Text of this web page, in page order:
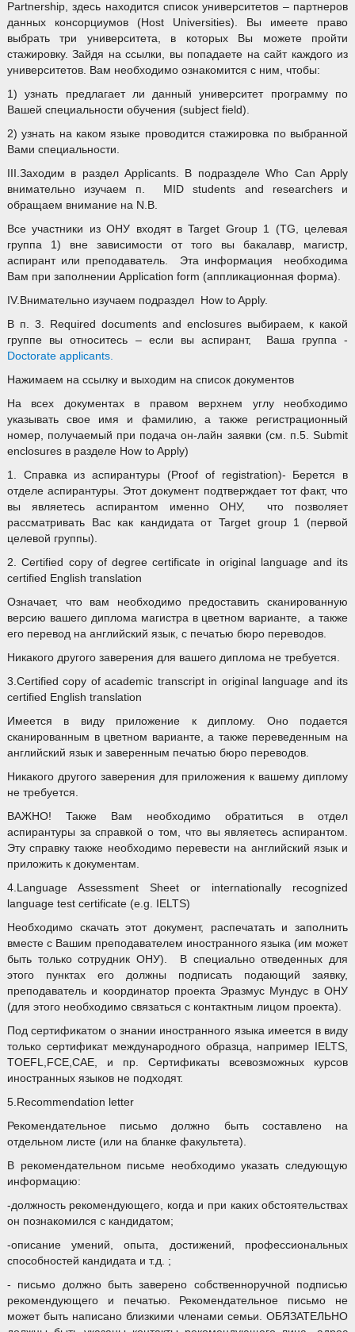
Partnership, здесь находится список университетов – партнеров
данных консорциумов (Host Universities). Вы имеете право
выбрать три университета, в которых Вы можете пройти
стажировку. Зайдя на ссылки, вы попадаете на сайт каждого из
университетов. Вам необходимо ознакомится с ним, чтобы:
1) узнать предлагает ли данный университет программу по
Вашей специальности обучения (subject field).
2) узнать на каком языке проводится стажировка по выбранной
Вами специальности.
III.Заходим в раздел Applicants. В подразделе Who Can Apply
внимательно изучаем п. MID students and researchers и
обращаем внимание на N.B.
Все участники из ОНУ входят в Target Group 1 (TG, целевая
группа 1) вне зависимости от того вы бакалавр, магистр,
аспирант или преподаватель. Эта информация необходима
Вам при заполнении Application form (аппликационная форма).
IV.Внимательно изучаем подраздел How to Apply.
В п. 3. Required documents and enclosures выбираем, к какой
группе вы относитесь – если вы аспирант, Ваша группа -
Doctorate applicants.
Нажимаем на ссылку и выходим на список документов
На всех документах в правом верхнем углу необходимо
указывать свое имя и фамилию, а также регистрационный
номер, получаемый при подача он-лайн заявки (см. п.5. Submit
enclosures в разделе How to Apply)
1. Справка из аспирантуры (Proof of registration)- Берется в
отделе аспирантуры. Этот документ подтверждает тот факт, что
вы являетесь аспирантом именно ОНУ, что позволяет
рассматривать Вас как кандидата от Target group 1 (первой
целевой группы).
2. Certified copy of degree certificate in original language and its
certified English translation
Означает, что вам необходимо предоставить сканированную
версию вашего диплома магистра в цветном варианте, а также
его перевод на английский язык, с печатью бюро переводов.
Никакого другого заверения для вашего диплома не требуется.
3.Certified copy of academic transcript in original language and its
certified English translation
Имеется в виду приложение к диплому. Оно подается
сканированным в цветном варианте, а также переведенным на
английский язык и заверенным печатью бюро переводов.
Никакого другого заверения для приложения к вашему диплому
не требуется.
ВАЖНО! Также Вам необходимо обратиться в отдел
аспирантуры за справкой о том, что вы являетесь аспирантом.
Эту справку также необходимо перевести на английский язык и
приложить к документам.
4.Language Assessment Sheet or internationally recognized
language test certificate (e.g. IELTS)
Необходимо скачать этот документ, распечатать и заполнить
вместе с Вашим преподавателем иностранного языка (им может
быть только сотрудник ОНУ). В специально отведенных для
этого пунктах его должны подписать подающий заявку,
преподаватель и координатор проекта Эразмус Мундус в ОНУ
(для этого необходимо связаться с контактным лицом проекта).
Под сертификатом о знании иностранного языка имеется в виду
только сертификат международного образца, например IELTS,
TOEFL,FCE,CAE, и пр. Сертификаты всевозможных курсов
иностранных языков не подходят.
5.Recommendation letter
Рекомендательное письмо должно быть составлено на
отдельном листе (или на бланке факультета).
В рекомендательном письме необходимо указать следующую
информацию:
-должность рекомендующего, когда и при каких обстоятельствах
он познакомился с кандидатом;
-описание умений, опыта, достижений, профессиональных
способностей кандидата и т.д. ;
- письмо должно быть заверено собственноручной подписью
рекомендующего и печатью. Рекомендательное письмо не
может быть написано близкими членами семьи. ОБЯЗАТЕЛЬНО